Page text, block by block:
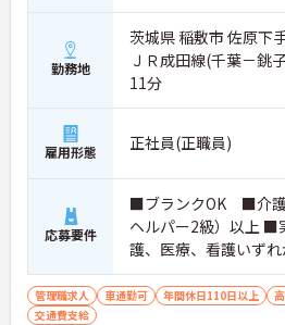
勤務地
茨城県 稲敷市 佐原下
ＪＲ成田線(千葉－銚
11分
雇用形態 正社員(正職員)
応募要件
■ブランクOK ■介護
ヘルパー2級）以上 ■
護、医療、看護いず
転免許(AT限定可) ※
いた方歓迎
管理職求人 車通勤可 年間休日110日以上
交通費支給